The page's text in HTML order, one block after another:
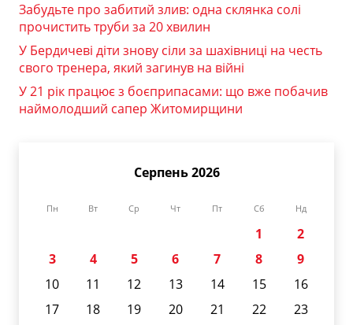
Забудьте про забитий злив: одна склянка солі
прочистить труби за 20 хвилин
У Бердичеві діти знову сіли за шахівниці на честь
свого тренера, який загинув на війні
У 21 рік працює з боєприпасами: що вже побачив
наймолодший сапер Житомирщини
Серпень 2026
Пн Вт Ср Чт Пт Сб Нд
1
2
3
4 5 6 7 8
9
10
11 12 13 14 15
16
17
18 19 20 21 22
23